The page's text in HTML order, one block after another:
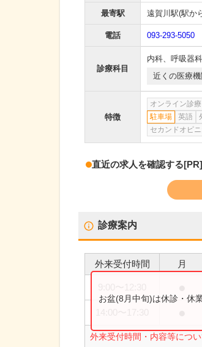
最寄駅 遠賀川駅(駅か
電話 093-293-5050
診療科目
内科、 呼吸器科
近くの医療
特徴
オンライン診療
駐車場
英語
セカンドオピ
直近の求人を確認する[PR]
診療案内
外来受付時間 月
外来受付時間・内容等につ
お盆(8月中旬)は休診・休